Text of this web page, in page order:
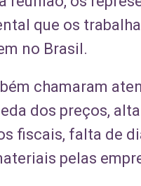
que os
no Brasil.
chamaram
dos preços,
fiscais, falta de
pelas